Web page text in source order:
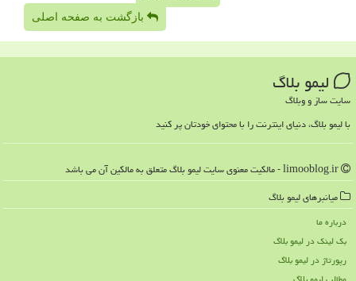
بازگشت به صفحه اصلی
لیمو بلاگ
سایت ساز و وبلاگ
با لیمو بلاگ، دنیای اینترنت را با محتوای خودتان پر کنید
میانبرهای لیمو بلاگ
درباره ما
بک لینک در لیمو بلاگ
رپورتاژ در لیمو بلاگ